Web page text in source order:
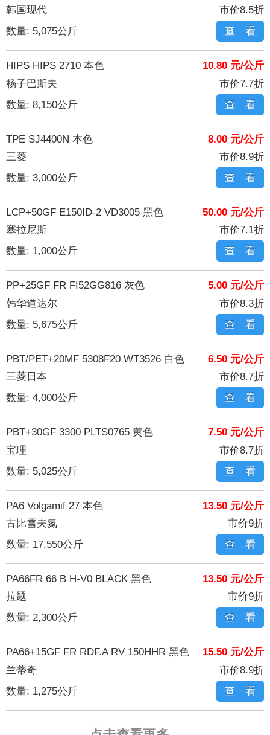
韩国现代
市价8.5折
数量: 5,075公斤
查 看
HIPS HIPS 2710 本色
10.80 元/公斤
杨子巴斯夫
市价7.7折
数量: 8,150公斤
查 看
TPE SJ4400N 本色
8.00 元/公斤
三菱
市价8.9折
数量: 3,000公斤
查 看
LCP+50GF E150ID-2 VD3005 黑色
50.00 元/公斤
塞拉尼斯
市价7.1折
数量: 1,000公斤
查 看
PP+25GF FR FI52GG816 灰色
5.00 元/公斤
韩华道达尔
市价8.3折
数量: 5,675公斤
查 看
PBT/PET+20MF 5308F20 WT3526 白色
6.50 元/公斤
三菱日本
市价8.7折
数量: 4,000公斤
查 看
PBT+30GF 3300 PLTS0765 黄色
7.50 元/公斤
宝理
市价8.7折
数量: 5,025公斤
查 看
PA6 Volgamif 27 本色
13.50 元/公斤
古比雪夫氮
市价9折
数量: 17,550公斤
查 看
PA66FR 66 B H-V0 BLACK 黑色
13.50 元/公斤
拉题
市价9折
数量: 2,300公斤
查 看
PA66+15GF FR RDF.A RV 150HHR 黑色
15.50 元/公斤
兰蒂奇
市价8.9折
数量: 1,275公斤
查 看